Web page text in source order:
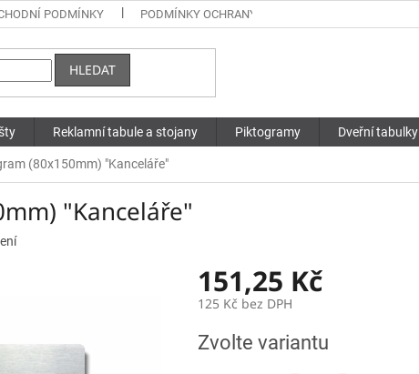
PODMÍNKY PODMÍNKY OCHRANY OSOBNÍCH ÚDAJŮ
HLEDAT
Reklamní tabule a stojany Piktogramy Dveřní tabulky
(80x150mm) "Kanceláře"
"Kanceláře"
151,25 Kč
125 Kč bez DPH
cena:
Zvolte variantu